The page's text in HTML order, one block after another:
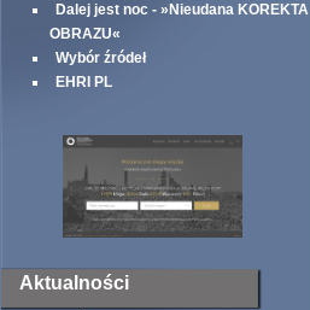
Dalej jest noc - »Nieudana KOREKTA
OBRAZU«
Wybór źródeł
EHRI PL
Aktualności